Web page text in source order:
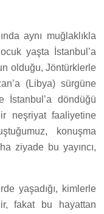
aynı muğlaklıkla
yaşta İstanbul’a
olduğu, Jöntürklerle
(Libya) sürgüne
İstanbul’a döndüğü
neşriyat faaliyetine
konuşma
ziyade bu yayıncı,
yaşadığı, kimlerle
fakat bu hayattan